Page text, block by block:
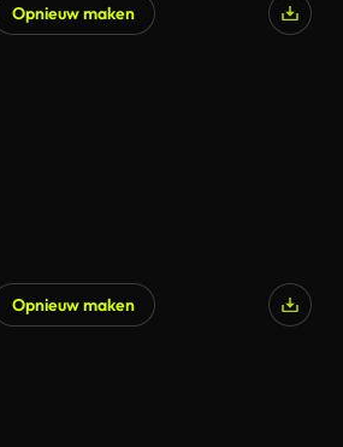
Opnieuw maken
Opnieuw maken